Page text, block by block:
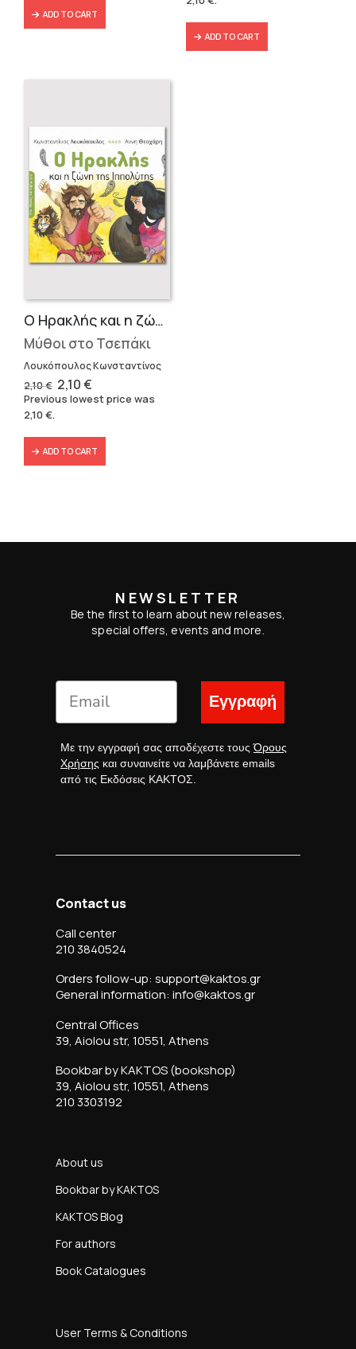
ADD TO CART
ADD TO CART
Ο Ηρακλής και η ζώνη της Ιππολύτης
Μύθοι στο Τσεπάκι
Λουκόπουλος Κωνσταντίνος
2,10€ Original
price
was:
2,10€Current
price
is:
Previous lowest price was
2,10€.
ADD TO CART
NEWSLETTER
Be the first to learn about new releases,
special offers, events and more.
Εγγραφή
Με την εγγραφή σας αποδέχεστε τουςΌρους
Χρήσης και συναινείτε να λαμβάνετε emails
από τις Εκδόσεις ΚΑΚΤΟΣ.
Contact us
Call center
210 3840524
Orders follow-up: support@kaktos.gr
General information: info@kaktos.gr
Central Offices
39, Aiolou str, 10551, Athens
Bookbar by KAKTOS (bookshop)
39, Aiolou str, 10551, Athens
210 3303192
About us
Bookbar by KAKTOS
KAKTOS Blog
For authors
Book Catalogues
User Terms & Conditions